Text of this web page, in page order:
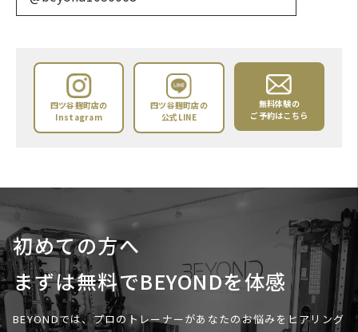
四ツ谷麹町店の
Instagram
四ツ谷麹町店の
公式LINE
無料体験の
ご予約はこちら
初めての方へ
まずは無料でBEYONDを体感
BEYONDでは、プロのトレーナーがあなたのお悩みをヒアリング